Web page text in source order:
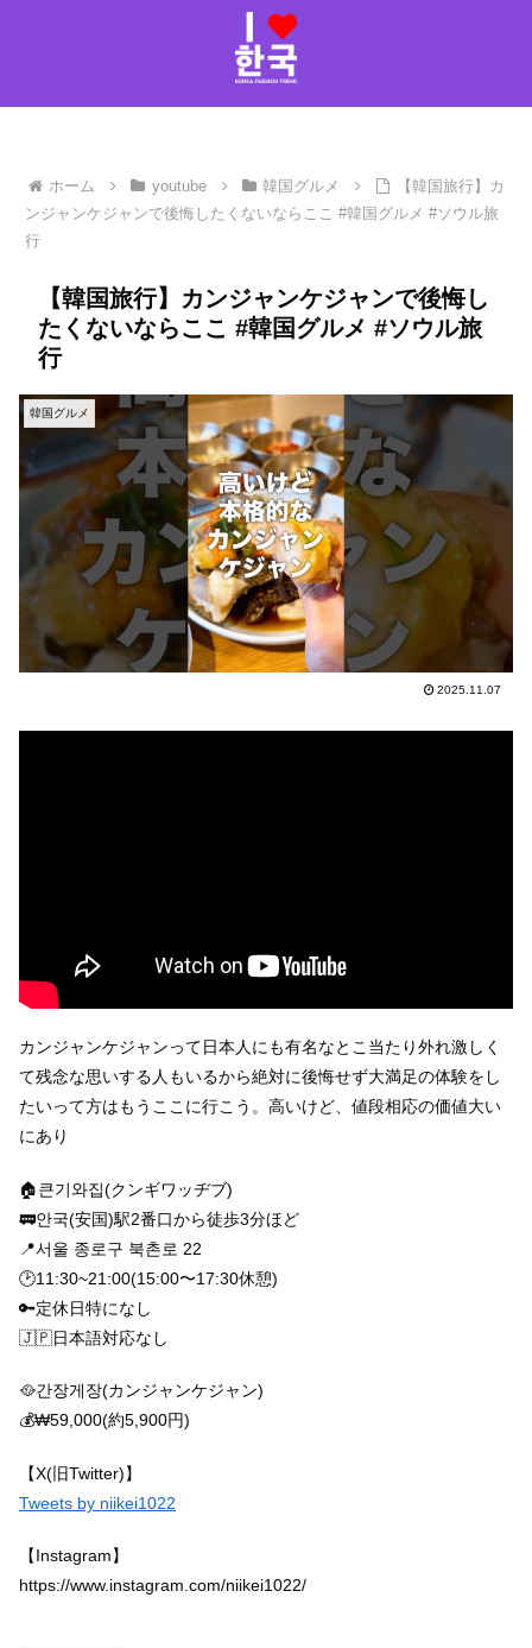
ホーム youtube 韓国グルメ
【韓国旅行】カ
ンジャンケジャンで後悔したくないならここ #韓国グルメ #ソウル旅
行
【韓国旅行】カンジャンケジャンで後悔し
たくないならここ #韓国グルメ #ソウル旅
行
韓国グルメ
2025.11.07
カンジャンケジャンって日本人にも有名なとこ当たり外れ激しく
て残念な思いする人もいるから絶対に後悔せず大満足の体験をし
たいって方はもうここに行こう。高いけど、値段相応の価値大い
にあり
🏠큰기와집(クンギワッヂブ)
🚃안국(安国)駅2番口から徒歩3分ほど
📍서울 종로구 북촌로 22
🕑11:30~21:00(15:00〜17:30休憩)
🔑定休日特になし
🇯🇵日本語対応なし
🥘간장게장(カンジャンケジャン)
💰₩59,000(約5,900円)
【X(旧Twitter)】
Tweets by niikei1022
【Instagram】
https://www.instagram.com/niikei1022/